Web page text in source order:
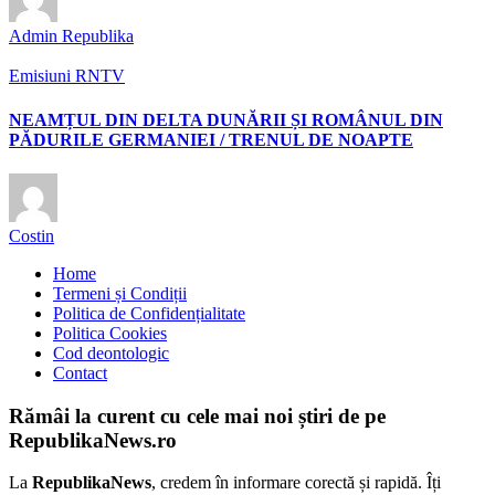
Admin Republika
Emisiuni RNTV
NEAMȚUL DIN DELTA DUNĂRII ȘI ROMÂNUL DIN
PĂDURILE GERMANIEI / TRENUL DE NOAPTE
Costin
Home
Termeni și Condiții
Politica de Confidențialitate
Politica Cookies
Cod deontologic
Contact
Rămâi la curent cu cele mai noi știri de pe
RepublikaNews.ro
La RepublikaNews, credem în informare corectă și rapidă. Îți